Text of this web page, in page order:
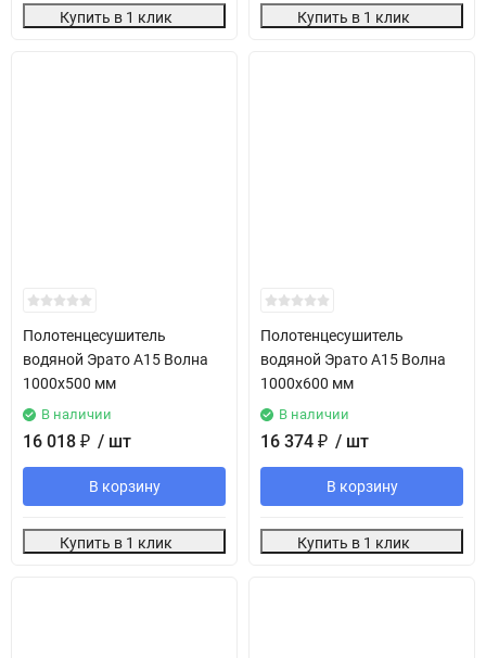
Купить в 1 клик Купить в 1 клик
Полотенцесушитель
водяной Эрато А15 Волна
1000х500 мм
В наличии
16 018 ₽ / шт
В корзину
Купить в 1 клик
Полотенцесушитель
водяной Эрато А15 Волна
1000х600 мм
В наличии
16 374 ₽ / шт
В корзину
Купить в 1 клик